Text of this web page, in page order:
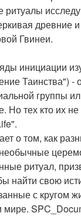
ритуалы
древние
Гвинеи.
инициации
Таинства") -
группы
Но тех кто их
о том, как
ритуал,
найти свою
с кругом
мире.